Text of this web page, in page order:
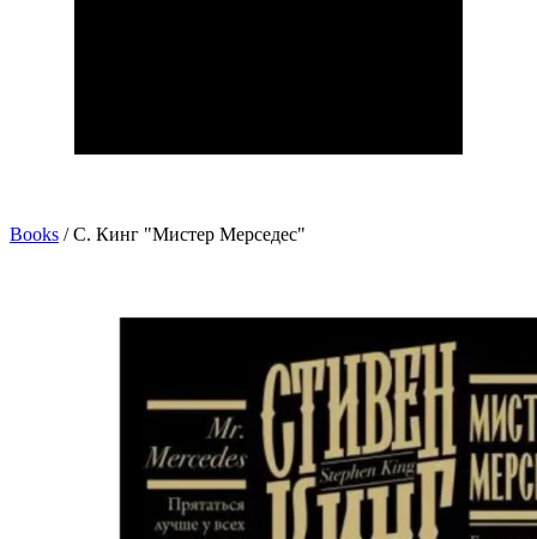
Books / С. Кинг "Мистер Мерседес"